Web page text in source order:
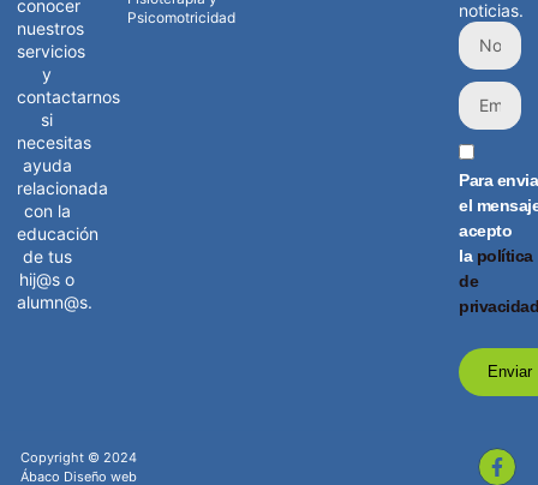
conocer
nuestros
servicios
y
contactarnos
si
necesitas
ayuda
relacionada
con la
educación
de tus
hij@s o
alumn@s.
Psicomotricidad
noticias.
Para
el
acepto
la política
de
Enviar
Copyright © 2024
Ábaco Diseño web